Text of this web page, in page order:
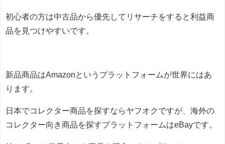
初心者の方は中古品から優先してリサーチをすると利益商
品を見つけやすいです。
新品商品はAmazonというプラットフォームが世界にはあ
ります。
日本でコレクター商品を探すならヤフオクですが、海外の
コレクター向き商品を探すプラットフォームはeBayです。